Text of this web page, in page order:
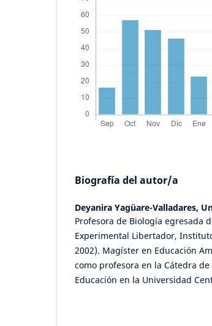
Biografía del autor/a
Deyanira Yagüare-Valladares,
Profesora de Biología egresada
Experimental Libertador,
2002). Magíster en Educación
como profesora en la Cátedra
Educación en la Universidad